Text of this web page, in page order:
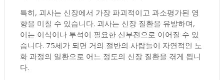
특히, 괴사는 신장에서 가장 파괴적이고 과소평가된 영
향을 미칠 수 있습니다. 괴사는 신장 질환을 유발하며,
이는 이식이나 투석이 필요한 신부전으로 이어질 수 있
습니다. 75세가 되면 거의 절반의 사람들이 자연적인 노
화 과정의 일환으로 어느 정도의 신장 질환을 겪게 됩니
다.